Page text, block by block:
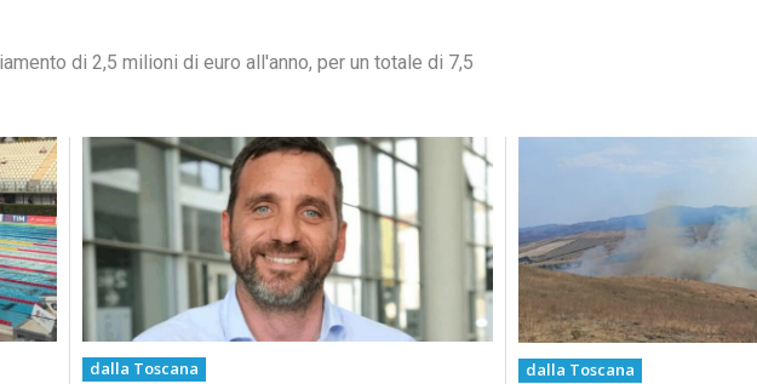
di 2,5 milioni di euro all'anno, per un totale di 7,5
dalla Toscana dalla Toscana